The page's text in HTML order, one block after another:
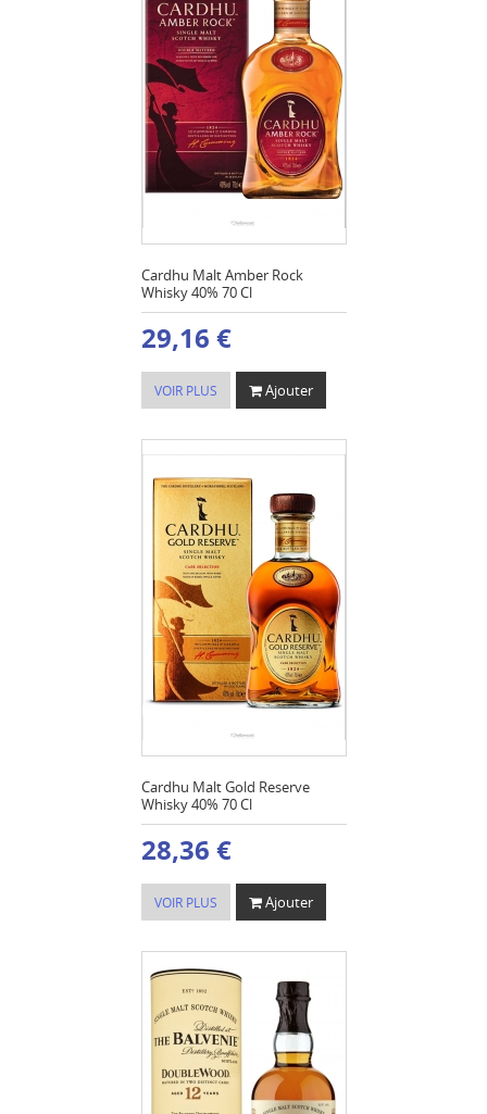
Cardhu Malt Amber Rock
Whisky 40% 70 Cl
29,16 €
VOIR PLUS Ajouter
Cardhu Malt Gold Reserve
Whisky 40% 70 Cl
28,36 €
VOIR PLUS Ajouter